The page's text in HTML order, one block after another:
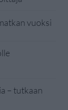
vuoksi
– tutkaan